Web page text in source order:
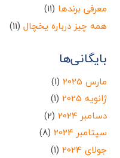
معرفی برندها (11)
همه چیز درباره یخچال (11)
بایگانی‌ها
مارس 2025
(1)
ژانویه 2025
(1)
دسامبر 2024
(2)
سپتامبر 2024
(8)
جولای 2024
(1)